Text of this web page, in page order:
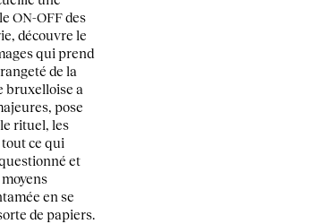
ON-OFF des
découvre le
qui prend
de la
bruxelloise a
pose
rituel, les
ce qui
et
en se
de papiers.